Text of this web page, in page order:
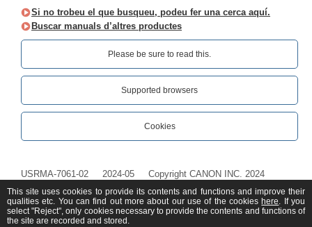
Si no trobeu el que busqueu, podeu fer una cerca aquí.
Buscar manuals d’altres productes
Please be sure to read this.‎
Supported browsers
Cookies
USRMA-7061-02 2024-05 Copyright CANON INC. 2024
This site uses cookies to provide its contents and functions and improve their
qualities etc. You can find out more about our use of the cookies here. If you
select "Reject", only cookies necessary to provide the contents and functions of
the site are recorded and stored.